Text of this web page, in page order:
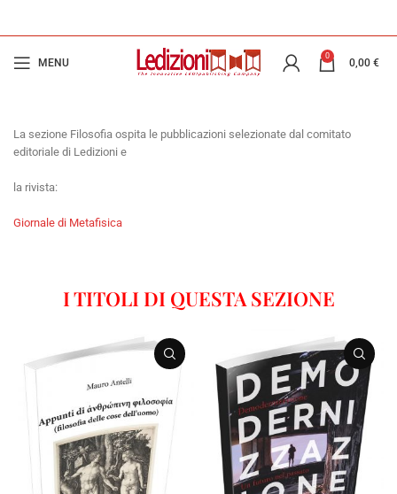
MENU
0
0,00 €
La sezione Filosofia ospita le pubblicazioni selezionate dal comitato
editoriale di Ledizioni e
la rivista:
Giornale di Metafisica
I TITOLI DI QUESTA SEZIONE